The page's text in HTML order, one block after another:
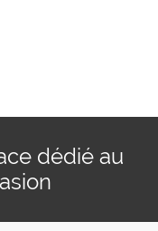
dédié au